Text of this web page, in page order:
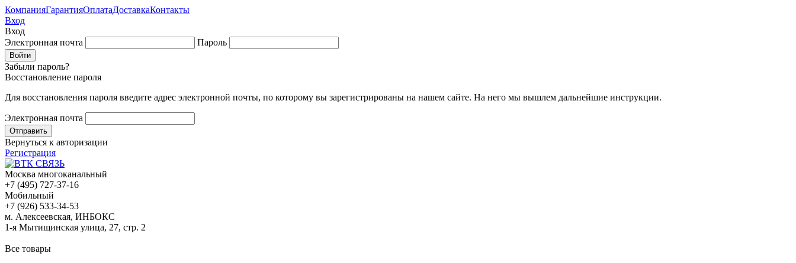
КомпанияГарантияОплатаДоставкаКонтакты
Вход
Вход
Электронная почта
Пароль
Забыли пароль?
Восстановление пароля
Для восстановления пароля введите адрес электронной почты, по которому вы зарегистрированы на нашем сайте. На него мы вышлем дальнейшие инструкции.
Электронная почта
Вернуться к авторизации
Регистрация
Москва многоканальный
+7 (495) 727-37-16
Мобильный
+7 (926) 533-34-53
м. Алексеевская, ИНБОКС
1-я Мытищинская улица, 27, стр. 2
Все товары